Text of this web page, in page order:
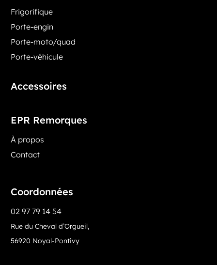
Frigorifique
Porte-engin
Porte-moto/quad
Porte-véhicule
Accessoires
EPR Remorques
À propos
Contact
Coordonnées
02 97 79 14 54
Rue du Cheval d’Orgueil,
56920 Noyal-Pontivy